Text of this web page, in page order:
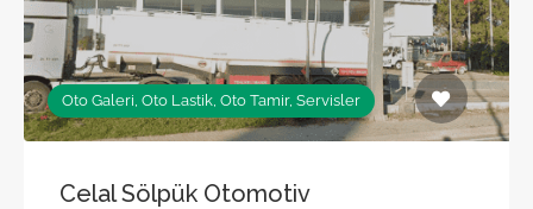
Oto Galeri, Oto Lastik, Oto Tamir, Servisler
Celal Sölpük Otomotiv